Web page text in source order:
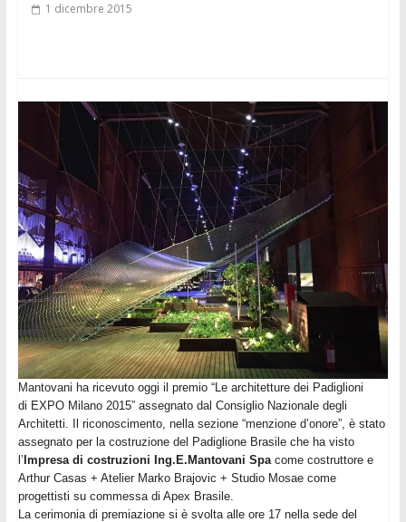
1 dicembre 2015
Mantovani ha ricevuto oggi il premio “Le architetture dei Padiglioni
di EXPO Milano 2015” assegnato dal Consiglio Nazionale degli
Architetti. Il riconoscimento, nella sezione “menzione d’onore”, è stato
assegnato per la costruzione del Padiglione Brasile che ha visto
l’Impresa di costruzioni Ing.E.Mantovani Spacome costruttore e
Arthur Casas + Atelier Marko Brajovic + Studio Mosae come
progettisti su commessa di Apex Brasile.
La cerimonia di premiazione si è svolta alle ore 17 nella sede del